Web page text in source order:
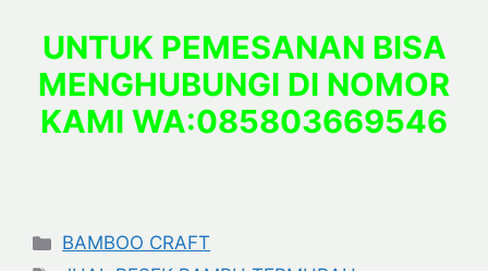
UNTUK PEMESANAN BISA
MENGHUBUNGI DI NOMOR
KAMI WA:085803669546
Categories
BAMBOO CRAFT